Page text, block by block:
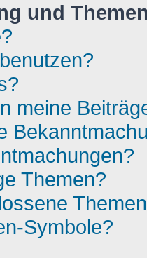
und
meine
Themen?
Symbole?